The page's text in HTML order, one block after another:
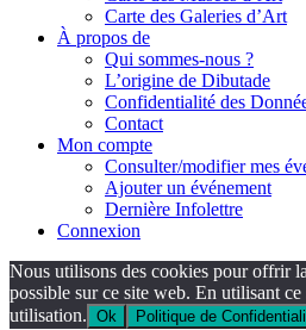
Carte des Galeries d’Art
À propos de
Qui sommes-nous ?
L’origine de Dibutade
Confidentialité des
Contact
Mon compte
Consulter/modifier mes
Ajouter un événement
Dernière Infolettre
Connexion
Nous utilisons des cookies pour offrir
possible sur ce site web. En utilisant
utilisation. Ok Politique de